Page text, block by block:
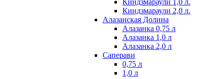
Киндзмараули 1,0 л.
Киндзмараули 2,0 л.
Алазанская Долина
Алазанка 0,75 л
Алазанка 1,0 л
Алазанка 2,0 л
Саперави
0,75 л
1,0 л